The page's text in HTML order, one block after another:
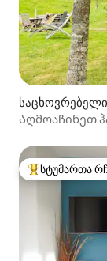
საცხოვრებელი
Აღმოაჩინეთ
სტუმართა
სტუმართა